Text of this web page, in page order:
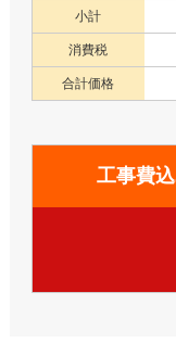
小計
消費税
合計価格
工事費